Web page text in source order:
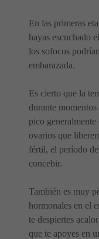
En las primeras
hayas escuchado
los sofocos
embarazada.
Es cierto que la
durante
pico
ovarios que
fértil, el período
concebir.
También es muy
hormonales en el
te despiertes
que te apoyes en